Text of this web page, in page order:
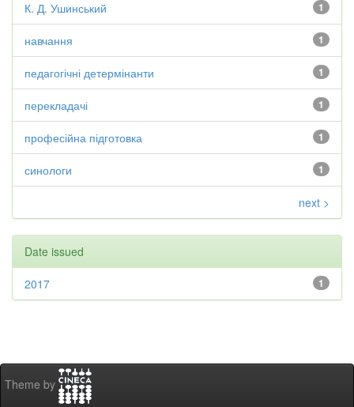
1
К. Д. Ушинський
1
навчання
1
педагогічні детермінанти
1
перекладачі
1
професійна підготовка
1
синологи
next >
Date issued
1
2017
Theme by